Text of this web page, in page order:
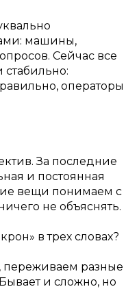
машины,
Сейчас все
стабильно:
операторы
За последние
и постоянная
вещи понимаем с
не объяснять.
в трех словах?
переживаем разные
и сложно, но